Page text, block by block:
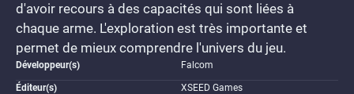
d'avoir recours à des capacités qui sont liées à
chaque arme. L'exploration est très importante et
permet de mieux comprendre l'univers du jeu.
Développeur(s) Falcom
Éditeur(s) XSEED Games